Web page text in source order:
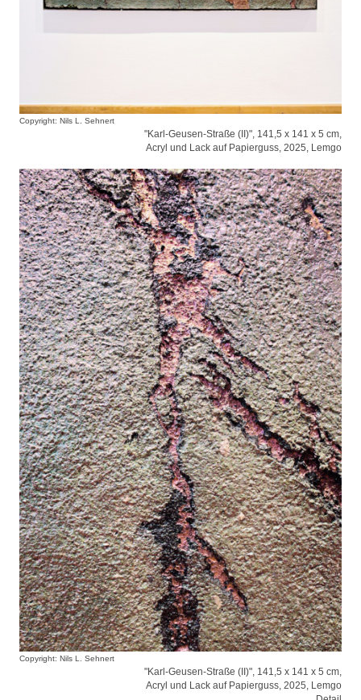
Copyright: Nils L. Sehnert
"Karl-Geusen-Straße (II)", 141,5 x 141 x 5 cm,
Acryl und Lack auf Papierguss, 2025, Lemgo
Copyright: Nils L. Sehnert
"Karl-Geusen-Straße (II)", 141,5 x 141 x 5 cm,
Acryl und Lack auf Papierguss, 2025, Lemgo